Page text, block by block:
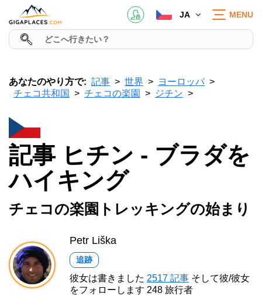
JA MENU
あなたのやり方で: 記事 世界
ヨーロッパ
チェコ共和国
チェコの楽園 ジチン
記事 ヒチン - ブラダを
ハイキング
チェコの楽園トレッキングの始まり
Petr Liška
追跡
彼女は書きました 2517 記事 そして彼/彼女
をフォローします 248 旅行者